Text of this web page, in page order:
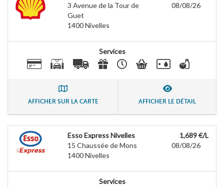
3 Avenue de la Tour de
Guet
1400Nivelles
08/08/26
Services
AFFICHER SUR LA CARTE AFFICHER LE DÉTAIL
Esso Express Nivelles
15 Chaussée de Mons
1400Nivelles
1,689 €/L
08/08/26
Services